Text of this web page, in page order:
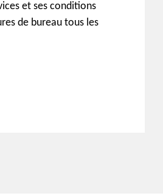
et ses conditions
de bureau tous les